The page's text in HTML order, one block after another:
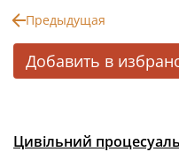
Предыдущая
Добавить в
Цивільний